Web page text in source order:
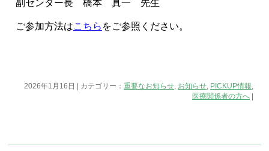
副センター長 橋本 真一 先生
ご参加方法はこちら をご参照ください。
2026年1月16日 | カテゴリー：重要なお知らせ, お知らせ, PICKUP情報,
医療関係者の方へ